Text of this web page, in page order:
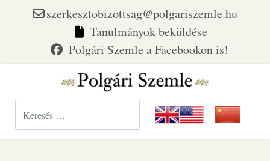
szerkesztobizottsag@polgariszemle.hu
Tanulmányok beküldése